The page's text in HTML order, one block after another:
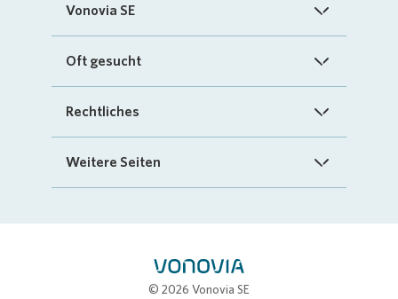
Vonovia SE
Startseite
Investoren
Oft gesucht
FAQ
„Mein Vonovia“ App
Mein Zuhause
Rechtliches
Impressum
Weitere Seiten
© 2026 Vonovia SE